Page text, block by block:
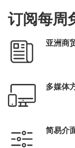
订阅每周
亚洲商
多媒体
简易介